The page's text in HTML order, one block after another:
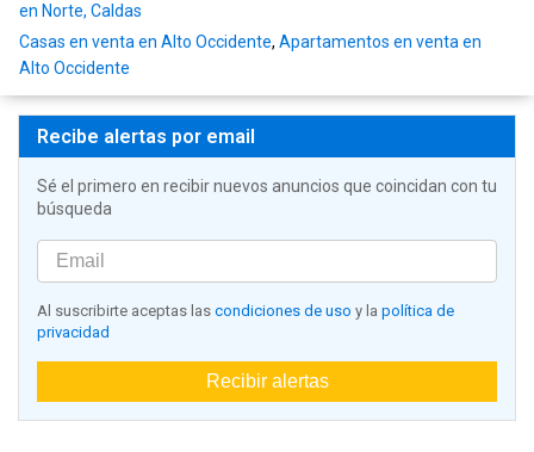
en Norte, Caldas
Casas en venta en Alto Occidente, Apartamentos en venta en
Alto Occidente
Recibe alertas por email
Sé el primero en recibir nuevos anuncios que coincidan con tu
búsqueda
Al suscribirte aceptas las condiciones de uso y la política de
privacidad
Recibir alertas